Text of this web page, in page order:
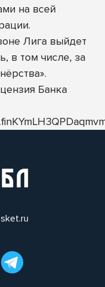
на всей
Лига выйдет
в том числе, за
Банка